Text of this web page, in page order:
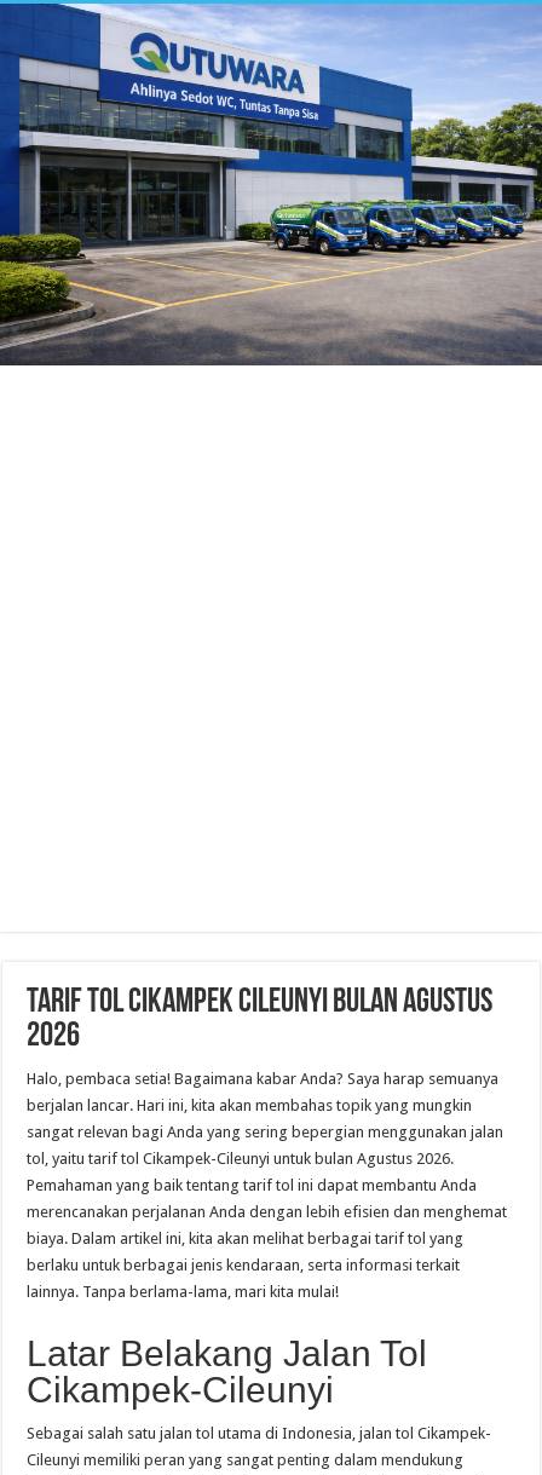
Tarif Tol Cikampek Cileunyi Bulan Agustus
2026
Halo, pembaca setia! Bagaimana kabar Anda? Saya harap semuanya
berjalan lancar. Hari ini, kita akan membahas topik yang mungkin
sangat relevan bagi Anda yang sering bepergian menggunakan jalan
tol, yaitu tarif tol Cikampek-Cileunyi untuk bulan Agustus 2026.
Pemahaman yang baik tentang tarif tol ini dapat membantu Anda
merencanakan perjalanan Anda dengan lebih efisien dan menghemat
biaya. Dalam artikel ini, kita akan melihat berbagai tarif tol yang
berlaku untuk berbagai jenis kendaraan, serta informasi terkait
lainnya. Tanpa berlama-lama, mari kita mulai!
Latar Belakang Jalan Tol
Cikampek-Cileunyi
Sebagai salah satu jalan tol utama di Indonesia, jalan tol Cikampek-
Cileunyi memiliki peran yang sangat penting dalam mendukung